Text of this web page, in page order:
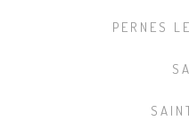
PERNES